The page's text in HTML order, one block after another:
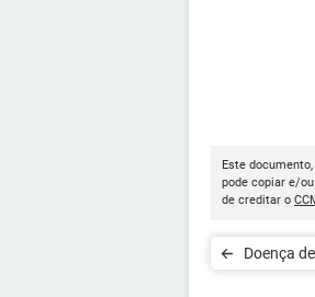
Este
pode copiar e/
de creditar o